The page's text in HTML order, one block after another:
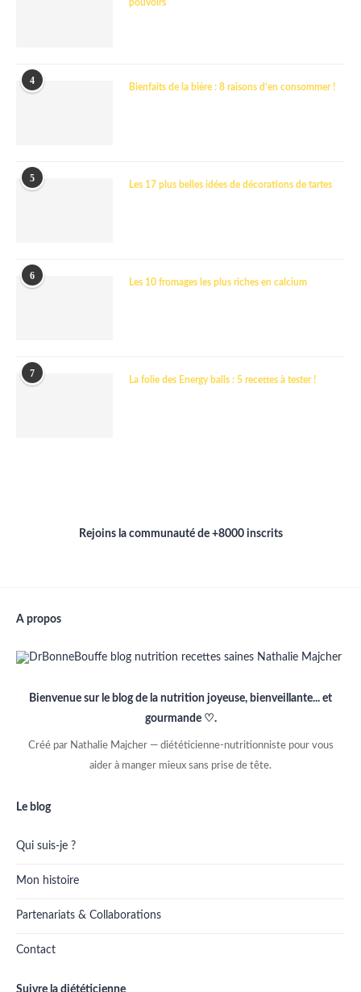
pouvoirs
4
Bienfaits de la bière : 8 raisons d’en consommer !
5
Les 17 plus belles idées de décorations de tartes
6
Les 10 fromages les plus riches en calcium
7
La folie des Energy balls : 5 recettes à tester !
Rejoins la communauté de +8000 inscrits
A propos
Bienvenue sur le blog de la nutrition joyeuse, bienveillante... et
gourmande ♡.
Créé par Nathalie Majcher — diététicienne-nutritionniste pour vous
aider à manger mieux sans prise de tête.
Le blog
Qui suis-je ?
Mon histoire
Partenariats & Collaborations
Contact
Suivre la diététicienne